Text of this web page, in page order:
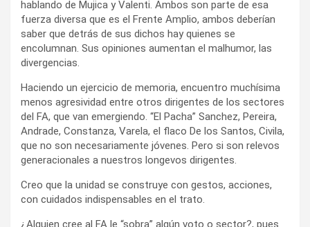
hablando de Mujica y Valenti. Ambos son parte de esa
fuerza diversa que es el Frente Amplio, ambos deberían
saber que detrás de sus dichos hay quienes se
encolumnan. Sus opiniones aumentan el malhumor, las
divergencias.
Haciendo un ejercicio de memoria, encuentro muchísima
menos agresividad entre otros dirigentes de los sectores
del FA, que van emergiendo. “El Pacha” Sanchez, Pereira,
Andrade, Constanza, Varela, el flaco De los Santos, Civila,
que no son necesariamente jóvenes. Pero si son relevos
generacionales a nuestros longevos dirigentes.
Creo que la unidad se construye con gestos, acciones,
con cuidados indispensables en el trato.
¿Alguien cree al FA le “sobra” algún voto o sector?, pues